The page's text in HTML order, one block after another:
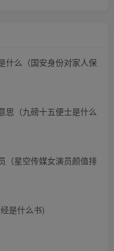
什么（国安身份对家人保
思（九磅十五便士是什么
（星空传媒女演员颜值排
是什么书)